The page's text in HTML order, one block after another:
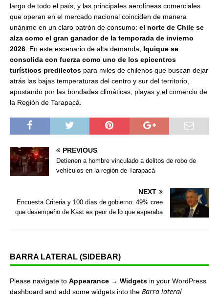
largo de todo el país, y las principales aerolíneas comerciales
que operan en el mercado nacional coinciden de manera
unánime en un claro patrón de consumo: el norte de Chile se
alza como el gran ganador de la temporada de invierno
2026. En este escenario de alta demanda, Iquique se
consolida con fuerza como uno de los epicentros
turísticos predilectos para miles de chilenos que buscan dejar
atrás las bajas temperaturas del centro y sur del territorio,
apostando por las bondades climáticas, playas y el comercio de
la Región de Tarapacá.
PREVIOUS
Detienen a hombre vinculado a delitos de robo de
vehículos en la región de Tarapacá
NEXT
Encuesta Criteria y 100 días de gobierno: 49% cree
que desempeño de Kast es peor de lo que esperaba
BARRA LATERAL (SIDEBAR)
Please navigate to Appearance → Widgets in your WordPress
dashboard and add some widgets into the Barra lateral